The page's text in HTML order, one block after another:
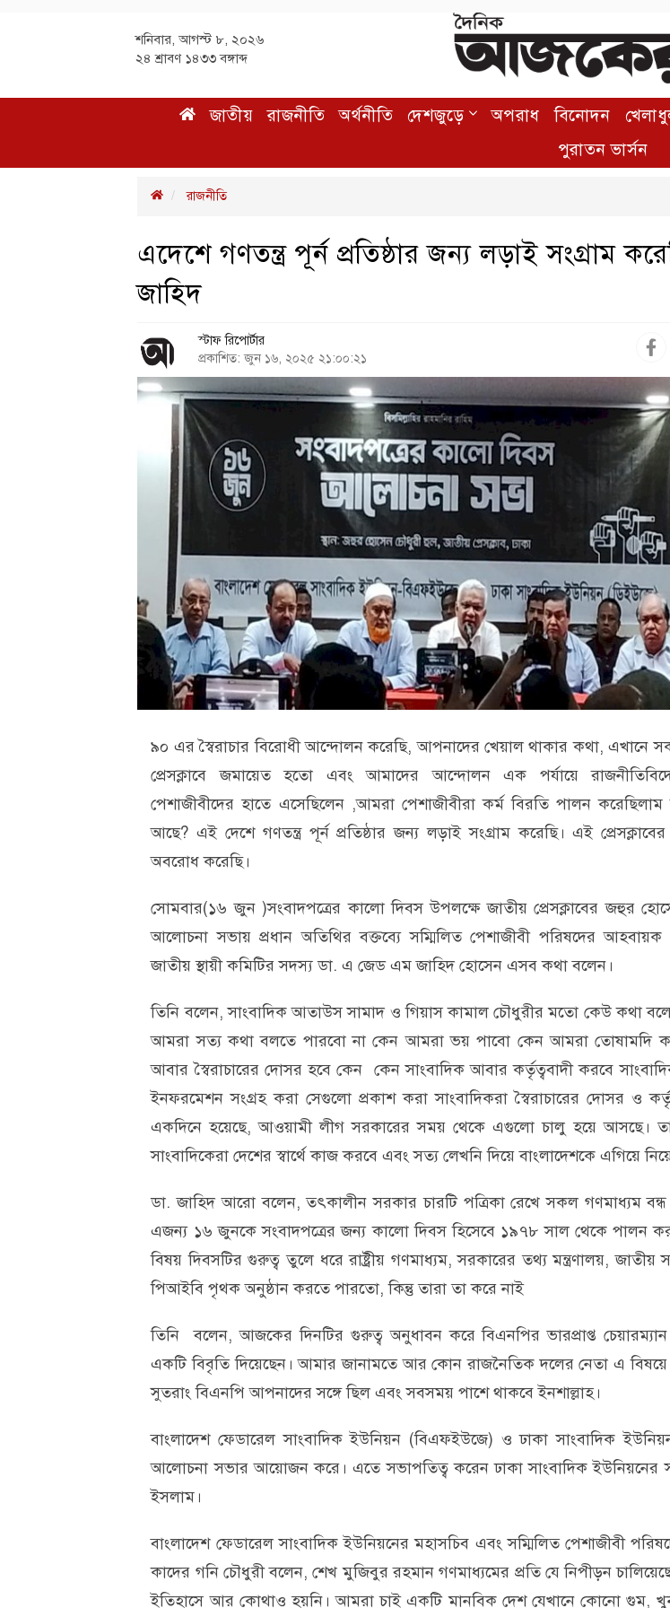
শনিবার, আগস্ট ৮, ২০২৬
২৪ শ্রাবণ ১৪৩৩ বঙ্গাব্দ
জাতীয় রাজনীতি অর্থনীতি দেশজুড়ে অপরাধ বিনোদন
পুরাতন ভার্সন
রাজনীতি
এদেশে গণতন্ত্র পূর্ন প্রতিষ্ঠার জন্য লড়াই সংগ্রাম
জাহিদ
স্টাফ রিপোর্টার
প্রকাশিত: জুন ১৬, ২০২৫ ২১:০০:২১
৯০ এর স্বৈরাচার বিরোধী আন্দোলন করেছি, আপনাদের খেয়াল থাকার কথা, এখানে
প্রেসক্লাবে জমায়েত হতো এবং আমাদের আন্দোলন এক পর্যায়ে
পেশাজীবীদের হাতে এসেছিলেন ,আমরা পেশাজীবীরা কর্ম বিরতি পালন
আছে? এই দেশে গণতন্ত্র পূর্ন প্রতিষ্ঠার জন্য লড়াই সংগ্রাম করেছি। এই
অবরোধ করেছি।
সোমবার(১৬ জুন )সংবাদপত্রের কালো দিবস উপলক্ষে জাতীয় প্রেসক্লাবের জহুর
আলোচনা সভায় প্রধান অতিথির বক্তব্যে সম্মিলিত পেশাজীবী পরিষদের
জাতীয় স্থায়ী কমিটির সদস্য ডা. এ জেড এম জাহিদ হোসেন এসব কথা বলেন।
তিনি বলেন, সাংবাদিক আতাউস সামাদ ও গিয়াস কামাল চৌধুরীর মতো কেউ কথা
আমরা সত্য কথা বলতে পারবো না কেন আমরা ভয় পাবো কেন আমরা তোষামদি
আবার স্বৈরাচারের দোসর হবে কেন কেন সাংবাদিক আবার কর্তৃত্ববাদী করবে
ইনফরমেশন সংগ্রহ করা সেগুলো প্রকাশ করা সাংবাদিকরা স্বৈরাচারের দোসর ও
একদিনে হয়েছে, আওয়ামী লীগ সরকারের সময় থেকে এগুলো চালু হয়ে আসছে।
সাংবাদিকেরা দেশের স্বার্থে কাজ করবে এবং সত্য লেখনি দিয়ে বাংলাদেশকে এগিয়ে
ডা. জাহিদ আরো বলেন, তৎকালীন সরকার চারটি পত্রিকা রেখে সকল গণমাধ্যম বন্ধ
এজন্য ১৬ জুনকে সংবাদপত্রের জন্য কালো দিবস হিসেবে ১৯৭৮ সাল থেকে পালন
বিষয় দিবসটির গুরুত্ব তুলে ধরে রাষ্ট্রীয় গণমাধ্যম, সরকারের তথ্য মন্ত্রণালয়, জাতীয়
পিআইবি পৃথক অনুষ্ঠান করতে পারতো, কিন্তু তারা তা করে নাই
তিনি বলেন, আজকের দিনটির গুরুত্ব অনুধাবন করে বিএনপির ভারপ্রাপ্ত
একটি বিবৃতি দিয়েছেন। আমার জানামতে আর কোন রাজনৈতিক দলের নেতা এ বিষয়ে
সুতরাং বিএনপি আপনাদের সঙ্গে ছিল এবং সবসময় পাশে থাকবে ইনশাল্লাহ।
বাংলাদেশ ফেডারেল সাংবাদিক ইউনিয়ন (বিএফইউজে) ও ঢাকা সাংবাদিক
আলোচনা সভার আয়োজন করে। এতে সভাপতিত্ব করেন ঢাকা সাংবাদিক ইউনিয়নের
ইসলাম।
বাংলাদেশ ফেডারেল সাংবাদিক ইউনিয়নের মহাসচিব এবং সম্মিলিত পেশাজীবী
কাদের গনি চৌধুরী বলেন, শেখ মুজিবুর রহমান গণমাধ্যমের প্রতি যে নিপীড়ন
ইতিহাসে আর কোথাও হয়নি। আমরা চাই একটি মানবিক দেশ যেখানে কোনো গুম,